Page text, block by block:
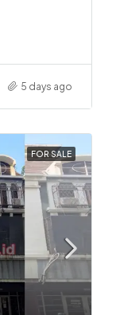
5 days ago
FOR SALE